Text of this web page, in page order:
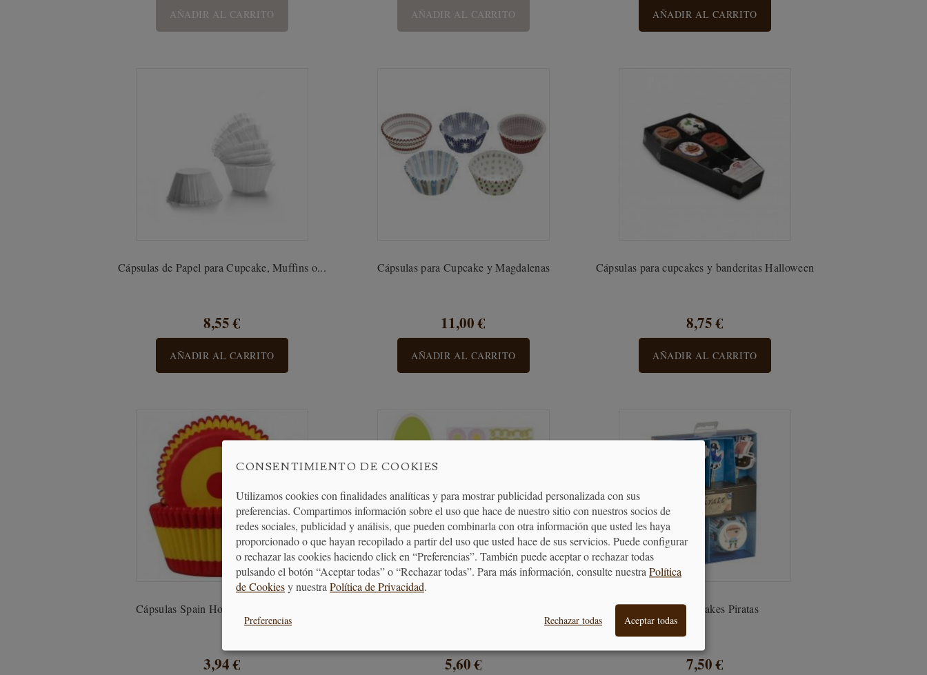
AÑADIR AL CARRITO AÑADIR AL CARRITO AÑADIR AL CARRITO
Cápsulas de Papel para Cupcake, Muffins o...
8,55 €
AÑADIR AL CARRITO
Cápsulas para Cupcake y Magdalenas
11,00 €
AÑADIR AL CARRITO
Cápsulas para cupcakes y banderitas Halloween
8,75 €
AÑADIR AL CARRITO
Cápsulas Spain House of Mary 50uds
3,94 € 5,60 €
Juego Cupcakes Piratas
7,50 €
CONSENTIMIENTO DE COOKIES
Utilizamos cookies con finalidades analíticas y para mostrar publicidad personalizada con sus
preferencias. Compartimos información sobre el uso que hace de nuestro sitio con nuestros socios de
redes sociales, publicidad y análisis, que pueden combinarla con otra información que usted les haya
proporcionado o que hayan recopilado a partir del uso que usted hace de sus servicios. Puede configurar
o rechazar las cookies haciendo click en “Preferencias”. También puede aceptar o rechazar todas
pulsando el botón “Aceptar todas” o “Rechazar todas”. Para más información, consulte nuestraPolítica
de Cookiesy nuestraPolítica de Privacidad.
Preferencias Rechazar todas Aceptar todas